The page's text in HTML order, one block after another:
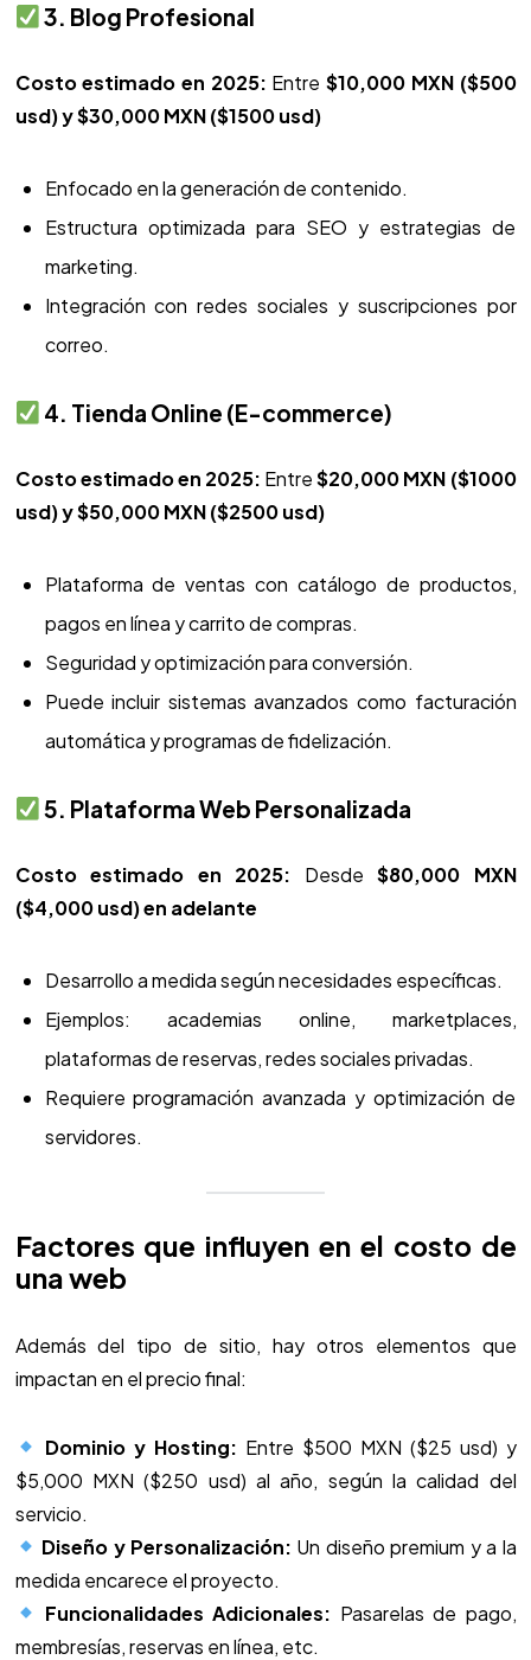
3. Blog Profesional
Costo estimado en 2025: Entre$10,000 MXN ($500
usd) y $30,000 MXN ($1500 usd)
Enfocado en la generación de contenido.
Estructura optimizada para SEO y estrategias de
marketing.
Integración con redes sociales y suscripciones por
correo.
4. Tienda Online (E-commerce)
Costo estimado en 2025: Entre$20,000 MXN ($1000
usd) y $50,000 MXN ($2500 usd)
Plataforma de ventas con catálogo de productos,
pagos en línea y carrito de compras.
Seguridad y optimización para conversión.
Puede incluir sistemas avanzados como facturación
automática y programas de fidelización.
5. Plataforma Web Personalizada
Costo estimado en 2025: Desde $80,000 MXN
($4,000 usd) en adelante
Desarrollo a medida según necesidades específicas.
Ejemplos: academias online, marketplaces,
plataformas de reservas, redes sociales privadas.
Requiere programación avanzada y optimización de
servidores.
Factores que influyen en el costo de
una web
Además del tipo de sitio, hay otros elementos que
impactan en el precio final:
Dominio y Hosting: Entre $500 MXN ($25 usd) y
$5,000 MXN ($250 usd) al año, según la calidad del
servicio.
Diseño y Personalización: Un diseño premium y a la
medida encarece el proyecto.
Funcionalidades Adicionales: Pasarelas de pago,
membresías, reservas en línea, etc.